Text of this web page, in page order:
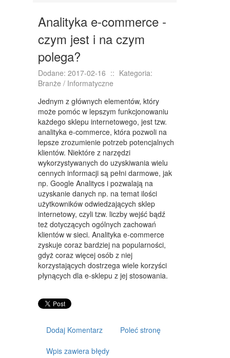
TŁUMACZENIA
KSIĄŻKI, CZASOPISMA
SPRZEDAŻ INTERNTOWA
BIŻUTERIA
DLA DZIECI
MEBLE
WYPOSAŻENIE WNĘTRZ
WYPOSAŻENIE ŁAZIENKI
ODZIEŻ
SPORT
ELEKTRONIKA, RTV, AGD
ART. DLA ZWIERZĄT
OGRÓD, ROŚLINY
CHEMIA
MATERIAŁY EKSPLOATACYJNE
INNE SKLEPY
SPRZĘT
Analityka e-commerce -
czym jest i na czym
polega?
Dodane: 2017-02-16 :: Kategoria:
Branże / Informatyczne
Jednym z głównych elementów, który
może pomóc w lepszym funkcjonowaniu
każdego sklepu internetowego, jest tzw.
analityka e-commerce, która pozwoli na
lepsze zrozumienie potrzeb potencjalnych
klientów. Niektóre z narzędzi
wykorzystywanych do uzyskiwania wielu
cennych informacji są pełni darmowe, jak
np. Google Analitycs i pozwalają na
uzyskanie danych np. na temat ilości
użytkowników odwiedzających sklep
internetowy, czyli tzw. liczby wejść bądź
też dotyczących ogólnych zachowań
klientów w sieci. Analityka e-commerce
zyskuje coraz bardziej na popularności,
gdyż coraz więcej osób z niej
korzystających dostrzega wiele korzyści
płynących dla e-sklepu z jej stosowania.
Dodaj Komentarz Poleć stronę
Wpis zawiera błędy